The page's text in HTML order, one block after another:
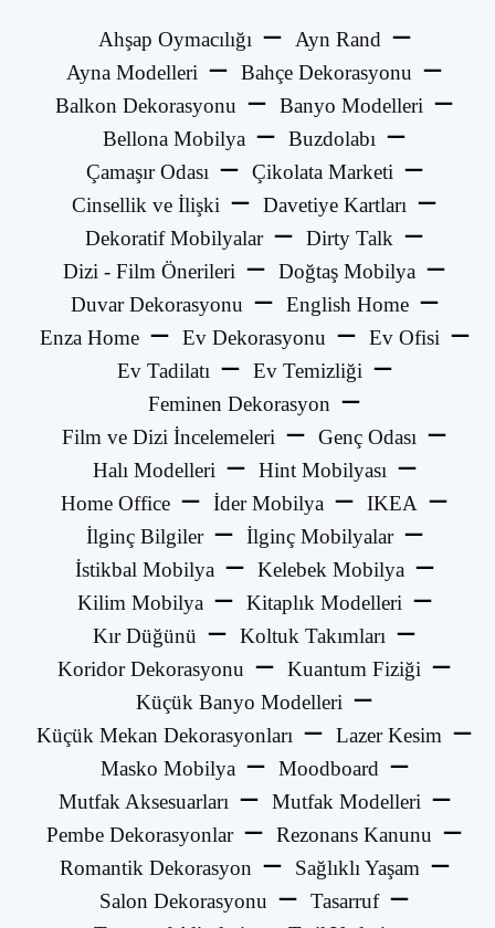
Ahşap Oymacılığı
Ayn Rand
Ayna Modelleri
Bahçe Dekorasyonu
Balkon Dekorasyonu
Banyo Modelleri
Bellona Mobilya
Buzdolabı
Çamaşır Odası
Çikolata Marketi
Cinsellik ve İlişki
Davetiye Kartları
Dekoratif Mobilyalar
Dirty Talk
Dizi - Film Önerileri
Doğtaş Mobilya
Duvar Dekorasyonu
English Home
Enza Home
Ev Dekorasyonu
Ev Ofisi
Ev Tadilatı
Ev Temizliği
Feminen Dekorasyon
Film ve Dizi İncelemeleri
Genç Odası
Halı Modelleri
Hint Mobilyası
Home Office
İder Mobilya
IKEA
İlginç Bilgiler
İlginç Mobilyalar
İstikbal Mobilya
Kelebek Mobilya
Kilim Mobilya
Kitaplık Modelleri
Kır Düğünü
Koltuk Takımları
Koridor Dekorasyonu
Kuantum Fiziği
Küçük Banyo Modelleri
Küçük Mekan Dekorasyonları
Lazer Kesim
Masko Mobilya
Moodboard
Mutfak Aksesuarları
Mutfak Modelleri
Pembe Dekorasyonlar
Rezonans Kanunu
Romantik Dekorasyon
Sağlıklı Yaşam
Salon Dekorasyonu
Tasarruf